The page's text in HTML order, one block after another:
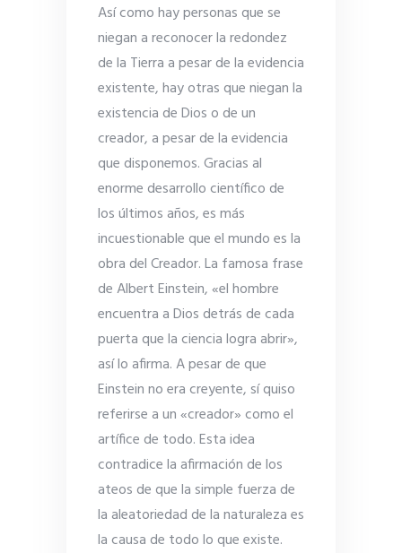
Así como hay personas que se
niegan a reconocer la redondez
de la Tierra a pesar de la evidencia
existente, hay otras que niegan la
existencia de Dios o de un
creador, a pesar de la evidencia
que disponemos. Gracias al
enorme desarrollo científico de
los últimos años, es más
incuestionable que el mundo es la
obra del Creador. La famosa frase
de Albert Einstein, «el hombre
encuentra a Dios detrás de cada
puerta que la ciencia logra abrir»,
así lo afirma. A pesar de que
Einstein no era creyente, sí quiso
referirse a un «creador» como el
artífice de todo. Esta idea
contradice la afirmación de los
ateos de que la simple fuerza de
la aleatoriedad de la naturaleza es
la causa de todo lo que existe.